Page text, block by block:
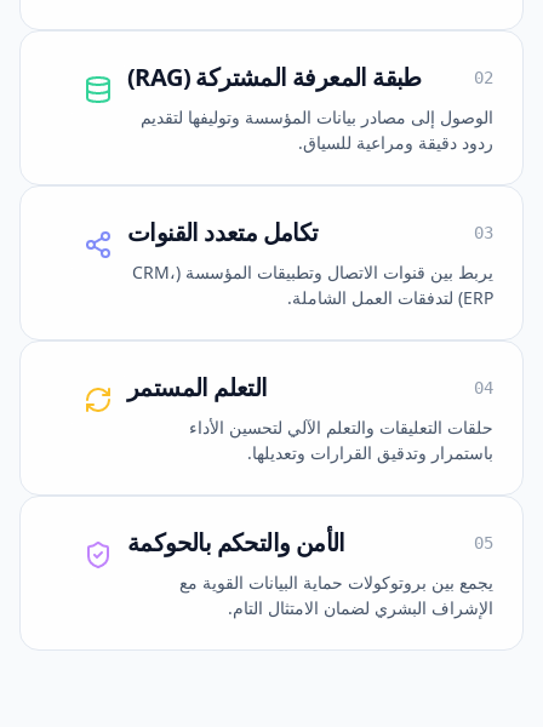
طبقة المعرفة المشتركة (RAG)
الوصول إلى مصادر بيانات المؤسسة وتوليفها لتقديم
ردود دقيقة ومراعية للسياق.
تكامل متعدد القنوات
يربط بين قنوات الاتصال وتطبيقات المؤسسة (CRM،
ERP) لتدفقات العمل الشاملة.
التعلم المستمر
حلقات التعليقات والتعلم الآلي لتحسين الأداء
باستمرار وتدقيق القرارات وتعديلها.
الأمن والتحكم بالحوكمة
يجمع بين بروتوكولات حماية البيانات القوية مع
الإشراف البشري لضمان الامتثال التام.